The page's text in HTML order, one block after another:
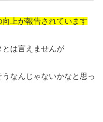
上が報告されています
とは言えませんが
なんじゃないかなと思っ